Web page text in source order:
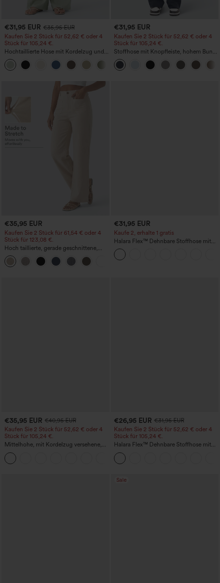
€31,95 EUR €35,95 EUR
Kaufen Sie 2 Stück für 52,62 € oder 4
Stück für 105,24 €.
Hochtaillierte Hose mit Kordelzug und
Taschen, weitem Bein, lässig und locker
in Leinenoptik
+15
€31,95 EUR
Kaufen Sie 2 Stück für 52,62 € oder 4
Stück für 105,24 €.
Stoffhose mit Knopfleiste, hohem Bund,
mehreren Taschen und geradem Bein
€35,95 EUR
Kaufen Sie 2 Stück für 61,54 € oder 4
Stück für 123,08 €.
Hoch taillierte, gerade geschnittene,
legere Leinen-Optik-Hose mit Taschen
€31,95 EUR
Kaufe 2, erhalte 1 gratis
Halara Flex™ Dehnbare Stoffhose mit
hohem Bund und Seitentasche hinten
€35,95 EUR €40,95 EUR
Kaufen Sie 2 Stück für 52,62 € oder 4
Stück für 105,24 €.
Mittelhohe, mit Kordelzug versehene,
schnelltrocknende Golfhose mit schmal
zulaufendem Schnitt, abgerundetem
Saum und Taschen – UPF 40+
€26,95 EUR €31,95 EUR
Kaufen Sie 2 Stück für 52,62 € oder 4
Stück für 105,24 €.
Halara Flex™ Dehnbare Stoffhose mit
hohem Bund, Waffelmuster,
Seitentaschen und weitem Bein
Sale